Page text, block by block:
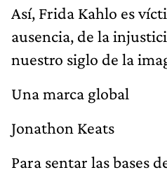
Así, Frida Kahlo es
ausencia, de la
nuestro siglo de la
Una marca global
Jonathon Keats
Para sentar las bases